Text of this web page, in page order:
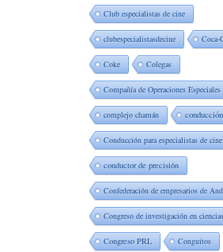
Club especialistas de cine
clubespecialistasdecine Coca-
Coke Colegas
Compañía de Operaciones Especiales
complejo chamán
Conducción para especialistas de cine
conductor de precisión
Confederación de empresarios de
Congreso de investigación en
Congreso PRL Conguitos